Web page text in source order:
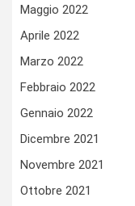
Maggio 2022
Aprile 2022
Marzo 2022
Febbraio 2022
Gennaio 2022
Dicembre 2021
Novembre 2021
Ottobre 2021